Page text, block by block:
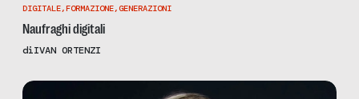
DIGITALE,FORMAZIONE,GENERAZIONI
Naufraghi digitali
diIVAN ORTENZI